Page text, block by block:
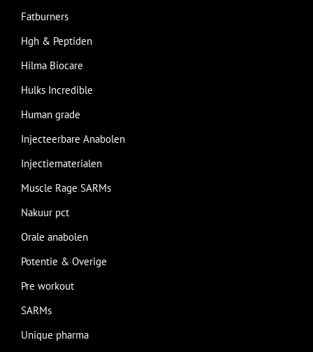
Fatburners
Hgh & Peptiden
Hilma Biocare
Hulks Incredible
Human grade
Injecteerbare Anabolen
Injectiematerialen
Muscle Rage SARMs
Nakuur pct
Orale anabolen
Potentie & Overige
Pre workout
SARMs
Unique pharma